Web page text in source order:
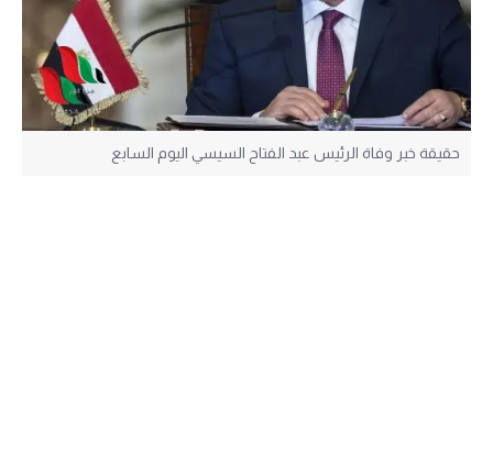
حقيقة خبر وفاة الرئيس عبد الفتاح السيسي اليوم السابع